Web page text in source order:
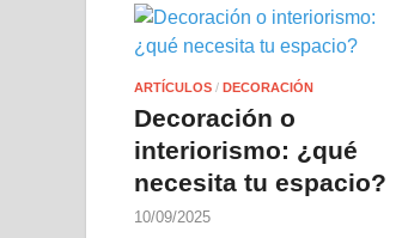
ARTÍCULOS / DECORACIÓN
Decoración o
interiorismo: ¿qué
necesita tu espacio?
10/09/2025